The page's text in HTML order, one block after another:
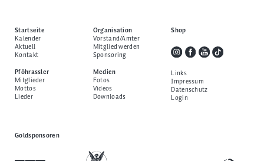
Startseite
Kalender
Aktuell
Kontakt
Pföhrassler
Mitglieder
Mottos
Lieder
Organisation
Vorstand/Ämter
Mitglied werden
Sponsoring
Medien
Fotos
Videos
Downloads
Shop
Links
Impressum
Datenschutz
Login
Goldsponsoren